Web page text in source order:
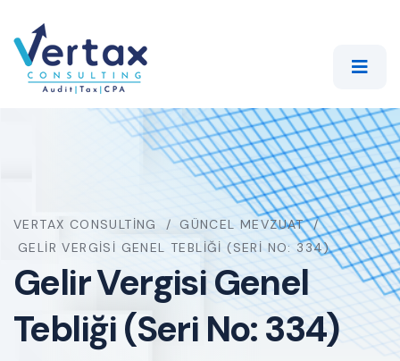
VERTAX CONSULTING
GÜNCEL MEVZUAT
GELIR VERGISI GENEL TEBLIĞI (SERI NO: 334)
Gelir Vergisi Genel
Tebliği (Seri No: 334)